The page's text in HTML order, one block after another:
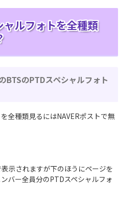
ルフォトを全種類
BTSのPTDスペシャルフォト
全種類見るにはNAVERポストで無
示されますが下のほうにページを
バー全員分のPTDスペシャルフォ